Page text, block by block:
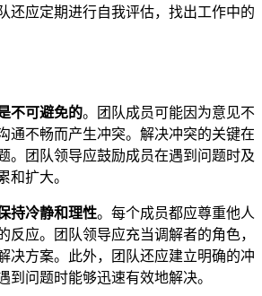
还应定期进行自我评估，找出工作中的
不可避免的。团队成员可能因为意见不
通不畅而产生冲突。解决冲突的关键在
。团队领导应鼓励成员在遇到问题时及
和扩大。
持冷静和理性。每个成员都应尊重他人
反应。团队领导应充当调解者的角色，
决方案。此外，团队还应建立明确的冲
到问题时能够迅速有效地解决。